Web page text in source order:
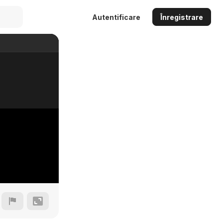
Autentificare Înregistrare